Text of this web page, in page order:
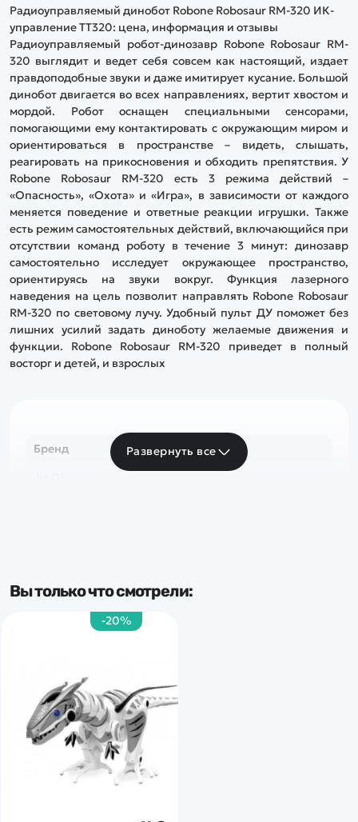
Радиоуправляемый динобот Robone Robosaur RM-320 ИК-
управление TT320: цена, информация и отзывы
Радиоуправляемый робот-динозавр Robone Robosaur RM-
320 выглядит и ведет себя совсем как настоящий, издает
правдоподобные звуки и даже имитирует кусание. Большой
динобот двигается во всех направлениях, вертит хвостом и
мордой. Робот оснащен специальными сенсорами,
помогающими ему контактировать с окружающим миром и
ориентироваться в пространстве – видеть, слышать,
реагировать на прикосновения и обходить препятствия. У
Robone Robosaur RM-320 есть 3 режима действий –
«Опасность», «Охота» и «Игра», в зависимости от каждого
меняется поведение и ответные реакции игрушки. Также
есть режим самостоятельных действий, включающийся при
отсутствии команд роботу в течение 3 минут: динозавр
самостоятельно исследует окружающее пространство,
ориентируясь на звуки вокруг. Функция лазерного
наведения на цель позволит направлять Robone Robosaur
RM-320 по световому лучу. Удобный пульт ДУ поможет без
лишних усилий задать диноботу желаемые движения и
функции. Robone Robosaur RM-320 приведет в полный
восторг и детей, и взрослых
Бренд
Развернуть все
Вы только что смотрели:
-20%